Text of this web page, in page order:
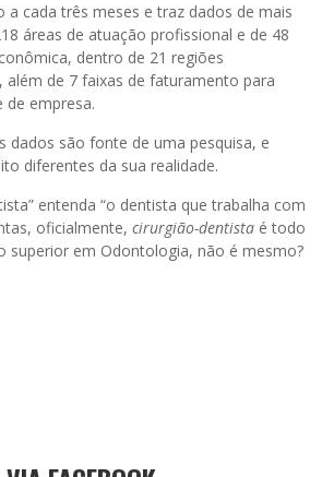
a cada três meses e traz dados de mais
áreas de atuação profissional e de 48
dentro de 21 regiões
além de 7 faixas de faturamento para
de empresa.
dados são fonte de uma pesquisa, e
diferentes da sua realidade.
entenda “o dentista que trabalha com
oficialmente, cirurgião-dentista é todo
superior em Odontologia, não é mesmo?